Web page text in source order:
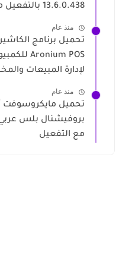
13.6.0.438 بالتفعيل مجانا
منذ عام
تحميل برنامج
لإدارة المبيعات
منذ عام
بروفيشنال بلس
مع التفعيل